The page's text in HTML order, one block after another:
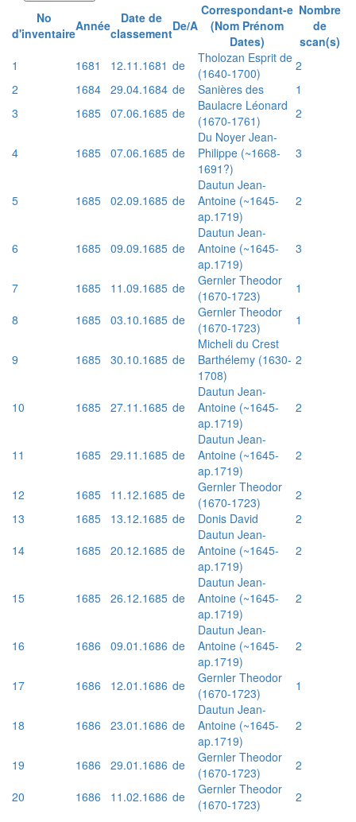
No
d'inventaireAnnée
Date de
classementDe/A
Correspondant-e
(Nom Prénom
Dates)
Nombre
de
scan(s)
1
1681 12.11.1681 de
Tholozan Esprit de
(1640-1700)
2
2
1684 29.04.1684 de Sanières des
1
3
1685 07.06.1685 de
Baulacre Léonard
(1670-1761)
2
4 1685 07.06.1685 de
Du Noyer Jean-
Philippe (~1668-
1691?)
3
5 1685 02.09.1685 de
Dautun Jean-
Antoine (~1645-
ap.1719)
2
6 1685 09.09.1685 de
Dautun Jean-
Antoine (~1645-
ap.1719)
3
7 1685 11.09.1685 de
Gernler Theodor
(1670-1723)
1
8
1685 03.10.1685 de
Gernler Theodor
(1670-1723)
1
9 1685 30.10.1685 de
Micheli du Crest
Barthélemy (1630-
1708)
2
10 1685 27.11.1685 de
Dautun Jean-
Antoine (~1645-
ap.1719)
2
11 1685 29.11.1685 de
Dautun Jean-
Antoine (~1645-
ap.1719)
2
12 1685 11.12.1685 de
Gernler Theodor
(1670-1723)
2
13
1685 13.12.1685 de Donis David
2
14
1685 20.12.1685 de
Dautun Jean-
Antoine (~1645-
ap.1719)
2
15 1685 26.12.1685 de
Dautun Jean-
Antoine (~1645-
ap.1719)
2
16 1686 09.01.1686 de
Dautun Jean-
Antoine (~1645-
ap.1719)
2
17 1686 12.01.1686 de
Gernler Theodor
(1670-1723)
1
18 1686 23.01.1686 de
Dautun Jean-
Antoine (~1645-
ap.1719)
2
19 1686 29.01.1686 de
Gernler Theodor
(1670-1723)
2
20
1686 11.02.1686 de
Gernler Theodor
(1670-1723)
2